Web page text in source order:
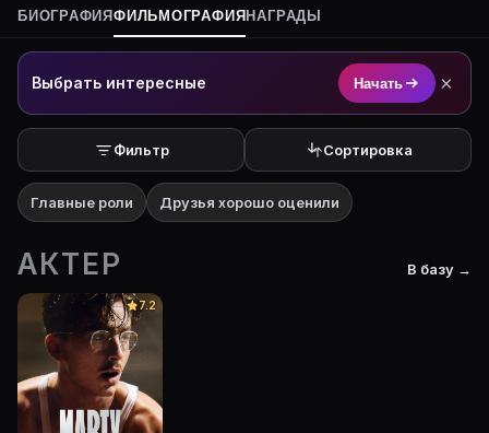
БИОГРАФИЯФИЛЬМОГРАФИЯ НАГРАДЫ
Выбрать интересные Начать ×
Фильтр Сортировка
Главные роли Друзья хорошо оценили
АКТЕР В базу →
7.2